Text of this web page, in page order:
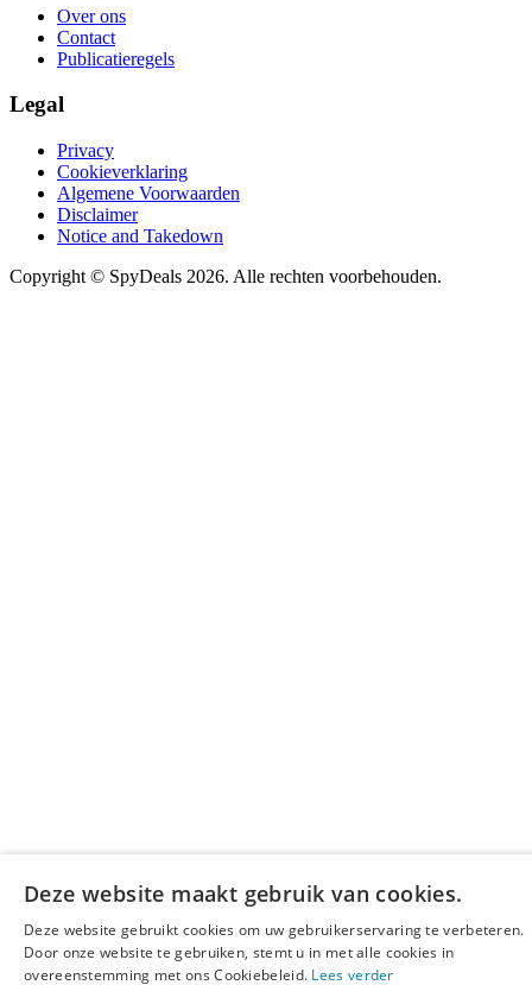
Over ons
Contact
Publicatieregels
Legal
Privacy
Cookieverklaring
Algemene Voorwaarden
Disclaimer
Notice and Takedown
Copyright © SpyDeals 2026. Alle rechten voorbehouden.
Deze website maakt gebruik van cookies.
Deze website gebruikt cookies om uw gebruikerservaring te verbeteren.
Door onze website te gebruiken, stemt u in met alle cookies in
overeenstemming met ons Cookiebeleid. Lees verder